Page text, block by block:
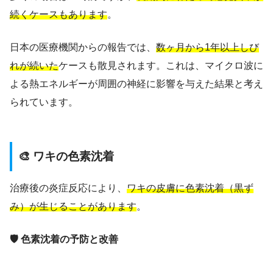
続くケースもあります。
日本の医療機関からの報告では、 数ヶ月から1年以上しび
れが続いたケースも散見されます。これは、マイクロ波に
よる熱エネルギーが周囲の神経に影響を与えた結果と考え
られています。
🎨 ワキの色素沈着
治療後の炎症反応により、 ワキの皮膚に色素沈着（黒ず
み）が生じることがあります。
🛡️ 色素沈着の予防と改善